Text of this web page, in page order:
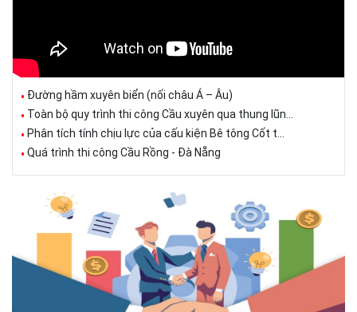
Đường hầm xuyên biển (nối châu Á – Âu)
Toàn bộ quy trình thi công Cầu xuyên qua thung lũn...
Phân tích tính chịu lực của cấu kiện Bê tông Cốt t...
Quá trình thi công Cầu Rồng - Đà Nẵng